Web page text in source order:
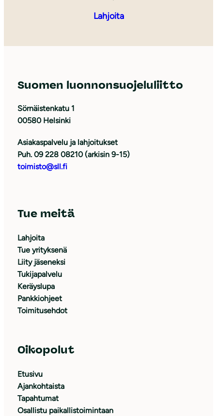
Lahjoita
Suomen luonnonsuojeluliitto
Sörnäistenkatu 1
00580 Helsinki
Asiakaspalvelu ja lahjoitukset
Puh. 09 228 08210 (arkisin 9-15)
toimisto@sll.fi
Tue meitä
Lahjoita
Tue yrityksenä
Liity jäseneksi
Tukijapalvelu
Keräyslupa
Pankkiohjeet
Toimitusehdot
Oikopolut
Etusivu
Ajankohtaista
Tapahtumat
Osallistu paikallistoimintaan